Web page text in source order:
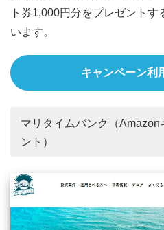
ト券1,000円分をプレゼント
います。
キャンペーン利
マリタイムバンク（
ント）